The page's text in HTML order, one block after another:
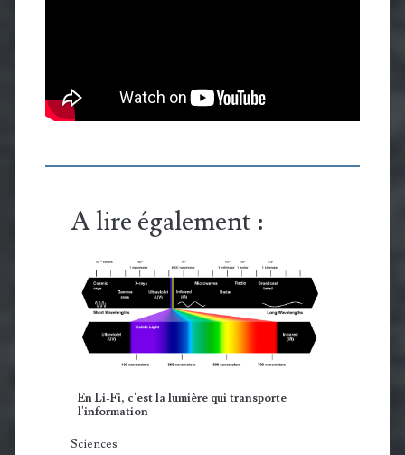
A lire également :
En Li-Fi, c'est la lumière qui transporte
l'information
Sciences